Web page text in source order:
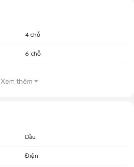
4 chỗ
6 chỗ
Xem thêm
Dầu
Điện